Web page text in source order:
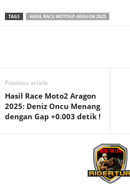
TAGS HASIL RACE MOTOGP ARAGON 2025
Previous article
Hasil Race Moto2 Aragon
2025: Deniz Oncu Menang
dengan Gap +0.003 detik !